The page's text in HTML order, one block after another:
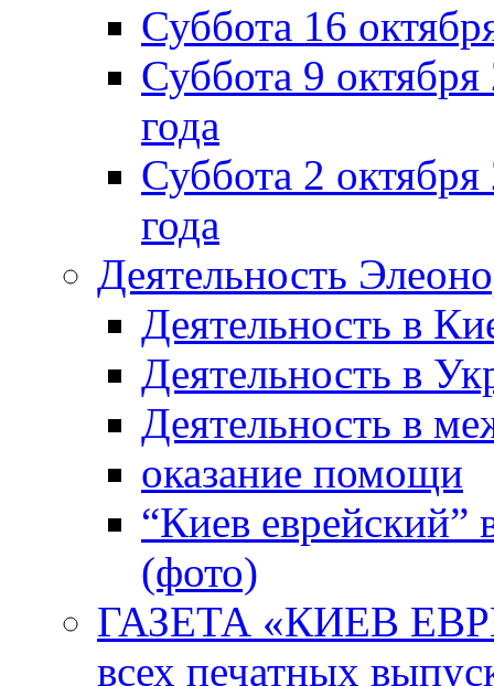
Суббота 16
Суббота 9
года
Суббота 2
года
Деятельность
Деятельность в
Деятельность в
Деятельность в
оказание помощи
“Киев еврейский”
(фото)
ГАЗЕТА «КИЕВ
всех печатных